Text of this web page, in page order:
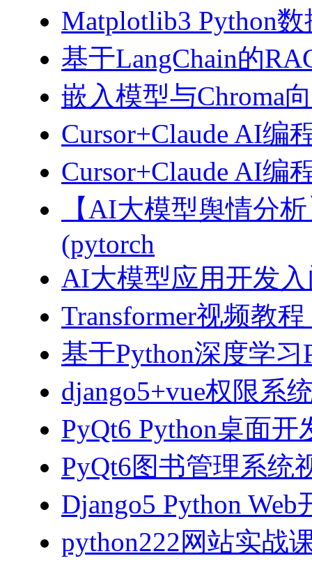
Matplotlib3 Python
基于LangChain的
嵌入模型与Chroma
Cursor+Claude AI编
Cursor+Claude AI编
【AI大模型舆情分
(pytorch
AI大模型应用开发入
Transformer视频教
基于Python深度学
django5+vue权限系
PyQt6 Python桌面开
PyQt6图书管理系统
Django5 Python
python222网站实战